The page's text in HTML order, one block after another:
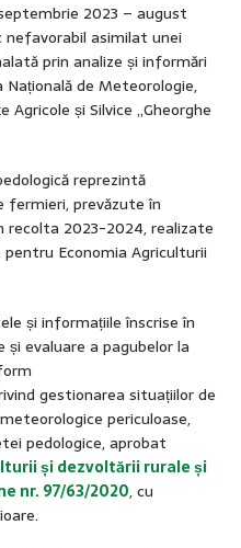
2023 – august
asimilat unei
prin analize și informări
de Meteorologie,
și Silvice „Gheorghe
reprezintă
prevăzute în
recolta 2023-2024, realizate
Economia Agriculturii
și informațiile înscrise în
evaluare a pagubelor la
gestionarea situațiilor de
periculoase,
pedologice, aprobat
și dezvoltării rurale și
nr. 97/63/2020, cu